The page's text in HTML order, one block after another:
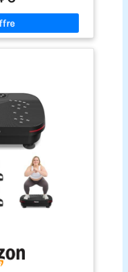
être personnelle.
et 5 Programmes,
votre mode
fonctions clés en un
celles et ceux qui
Adapté à la Maison
de Résistance】
facilement sous un
une télécommande
de vitesse, ainsi
pour travailler les
À utiliser tout en
télétravaillant – la
ne perturbe ni les
ni le sommeil
une contraction
accrue. Ce
brûlant ainsi
RÉÉDUCATION
sanguine. Cela
corps à régénérer et
se fait sentir dès la
continue et
musculaire, protège
les douleurs
anciennes et
de mouvement. 5
- Ce
dispose de 5
avec 2
de vibration. Avec
habituels en